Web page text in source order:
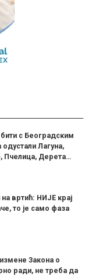
с Београдским
Лагуна,
Пчелица, Дерета…
на вртић: НИЈЕ крај
то је само фаза
Закона о
ради, не треба да